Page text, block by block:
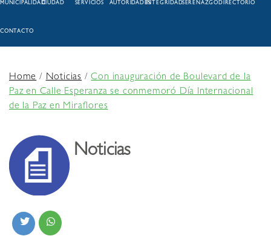
MUNICIPALIDADCIUDAD SERVICIOS AUTORIDADESINTEGRIDADSERENAZGODIRECTORIO
CONTACTO
Home/Noticias /Con inauguración de Boulevard de la
Paz en Calle Esperanza se conmemoró Día Internacional
de la Paz en Miraflores
Noticias